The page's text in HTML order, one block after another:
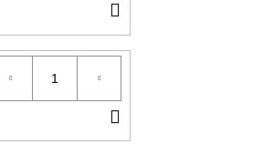
KOŠÍKU
KOŠÍKU